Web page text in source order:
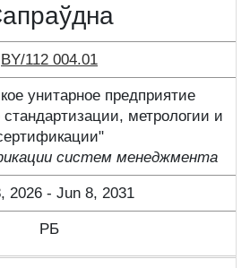
BY/112 004.01
унитарное предприятие
метрологии и
систем менеджмента
2026 - Jun 8, 2031
РБ